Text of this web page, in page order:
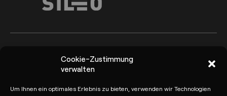
Cookie-Zustimmung
verwalten
Um Ihnen ein optimales Erlebnis zu bieten, verwenden wir Technologien
Arkoslight ©2026 Canal del Informante
Datenschutzbestimmungen